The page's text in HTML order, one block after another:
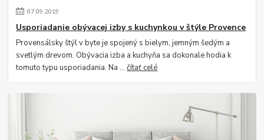
07.09.2019
Usporiadanie obývacej izby s kuchynkou v štýle Provence
Provensálsky štýl v byte je spojený s bielym, jemným šedým a
svetlým drevom. Obývacia izba a kuchyňa sa dokonale hodia k
tomuto typu usporiadania. Na ...čítať celé